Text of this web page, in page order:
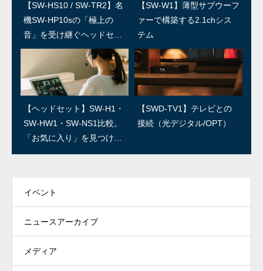
【SW-HS10 / SW-TR2】名
機SW-HP10sの「極上の
音」を受け継ぐヘッドセッ
ト
【SW-W1】薄型サブウーフ
ァーで構築する2.1chシス
テム
【ヘッドセット】SW-H1・
SW-HW1・SW-NS1比較。
「お気に入り」を見つけよ
う！
【SWD-TV1】テレビとの
接続（光デジタル/OPT）
SWユーザー訪問：第5回 上
田温泉祥園 寿久庵 久保さ
ん
SWユーザー訪問：第4回/島
村楽器 島さん
SWユーザー訪問：第3回/R
ED IGUANA STUDIO 林さ
ん
SWユーザー訪問：第2回/石
森良三商店 石森さん
イベント
ニュースアーカイブ
メディア